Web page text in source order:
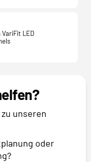
VariFit LED
unseren
oder